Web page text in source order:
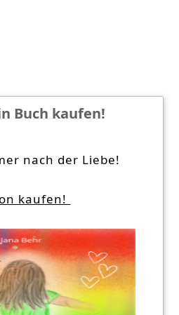
Buch kaufen!
nach der Liebe!
kaufen!